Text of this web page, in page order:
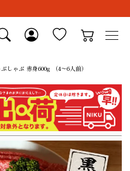
しゃぶ 赤身600g （4～6人前）